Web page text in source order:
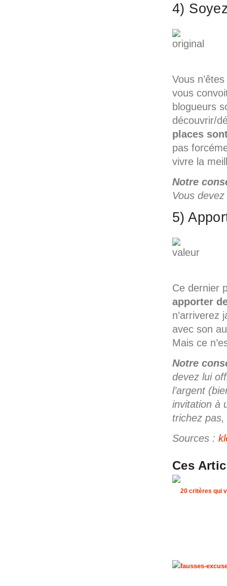
4)
Vous
vous
blogueurs
découvrir/
places
pas
vivre la
Notre
Vous
5)
Ce dernier
apporter
n’arriverez
avec son
Mais ce
Notre
devez lui
l’argent
invitation à
trichez pas,
Sources :
Ces
20 critères qui